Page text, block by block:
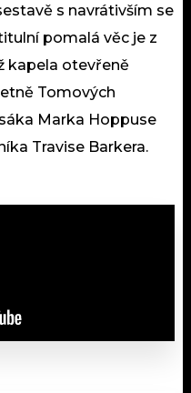
s navrátivším se
pomalá věc je z
kapela otevřeně
Tomových
Marka Hoppuse
Travise Barkera.